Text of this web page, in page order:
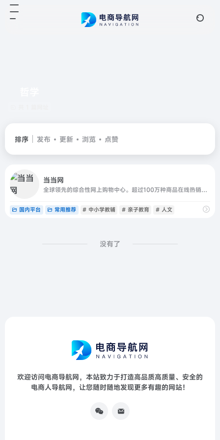
排序 发布 更新 浏览 点赞
当当网
全球领先的综合性网上购物中心。超过100万种商品在线热销！图书、童书、绘本、中小学教辅、文学小说、音像、母婴、家居、服装、鞋包等几十大类，正版保证，低至2折（自营图书满49元免运费。当当网一贯秉承提升顾客体验的承诺，自助退换货便捷又放心）
国内平台 常用推荐 # 中小学教辅 # 亲子教育 # 人文
没有了
欢迎访问电商导航网，本站致力于打造高品质高质量、安全的
电商人导航网，让您随时随地发现更多有趣的网站！